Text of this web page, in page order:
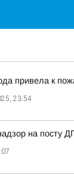
привела к
23:54
на посту